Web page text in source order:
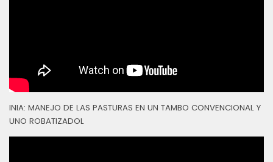
INIA: MANEJO DE LAS PASTURAS EN UN TAMBO CONVENCIONAL Y
UNO ROBATIZADOL